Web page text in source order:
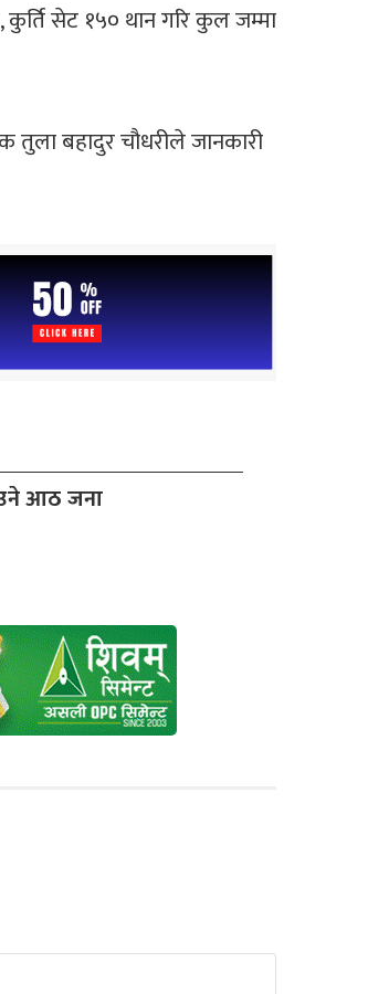
कुर्ति सेट १५० थान गरि कुल जम्मा
तुला बहादुर चौधरीले जानकारी
आठ जना